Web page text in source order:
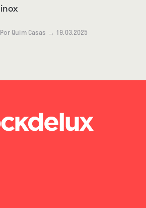
Por Quim Casas → 19.03.2025